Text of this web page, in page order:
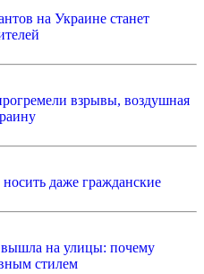
на Украине станет
взрывы, воздушная
даже гражданские
на улицы: почему
стилем